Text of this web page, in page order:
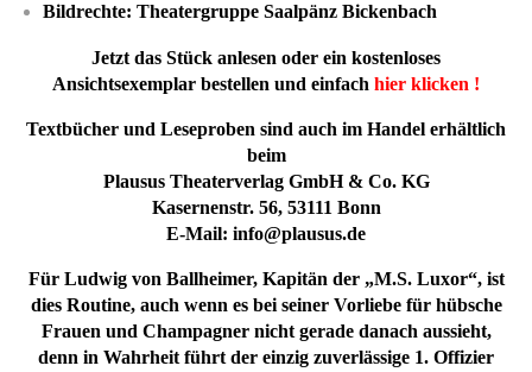
Bildrechte: Theatergruppe Saalpänz Bickenbach
Jetzt das Stück anlesen oder ein kostenloses
Ansichtsexemplar bestellen und einfach hier klicken !
Textbücher und Leseproben sind auch im Handel erhältlich
beim
Plausus Theaterverlag GmbH & Co. KG
Kasernenstr. 56, 53111 Bonn
E-Mail: info@plausus.de
Für Ludwig von Ballheimer, Kapitän der „M.S. Luxor“, ist
dies Routine, auch wenn es bei seiner Vorliebe für hübsche
Frauen und Champagner nicht gerade danach aussieht,
denn in Wahrheit führt der einzig zuverlässige 1. Offizier